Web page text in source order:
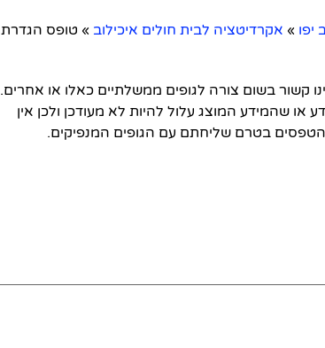
» אקרדיטציה לבית חולים איכילוב » טופס הגדרת
קשור בשום צורה לגופים ממשלתיים כאלו או אחרים.
או שהמידע המוצג עלול להיות לא מעודכן ולכן אין
בטרם שליחתם עם הגופים המנפיקים.